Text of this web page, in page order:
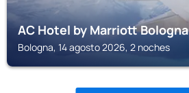
AC Hotel by Marriott Bologna
Bologna, 14 agosto 2026, 2 noches